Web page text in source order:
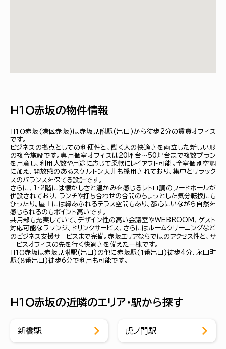
Ｈ１Ｏ赤坂の物件情報
Ｈ１Ｏ赤坂(港区赤坂)は赤坂見附駅(出口)から徒歩2分の賃貸オフィス
です。
ビジネスの拠点としての利便性と、働く人の快適さを両立した新しい形
の複合施設です。専用個室オフィスは20坪台～50坪台まで複数プラン
を用意し、利用人数や用途に応じて柔軟にレイアウト可能。全室個別空調
に加え、開放感のあるスケルトン天井も採用されており、集中とリラック
スのバランスを保てる設計です。
さらに、1・2階には懐かしさと温かみを感じるレトロ調のフードホールが
併設されており、ランチや打ち合わせの合間のちょっとした気分転換にも
ぴったり。屋上には緑あふれるテラス空間もあり、都心にいながら自然を
感じられるのもポイント高いです。
共用部も充実していて、デザイン性の高い会議室やWEBROOM、ゲスト
対応可能なラウンジ、ドリンクサービス、さらにはルームクリーニングなど
のビジネス支援サービスまで完備。赤坂エリアならではのアクセス性と、サ
ービスオフィスの先を行く快適さを備えた一棟です。
Ｈ１Ｏ赤坂は赤坂見附駅(出口)の他に赤坂駅(１番出口)徒歩4分、永田町
駅(８番出口)徒歩6分で利用も可能です。
Ｈ１Ｏ赤坂の近隣のエリア・駅から探す
新橋駅 虎ノ門駅